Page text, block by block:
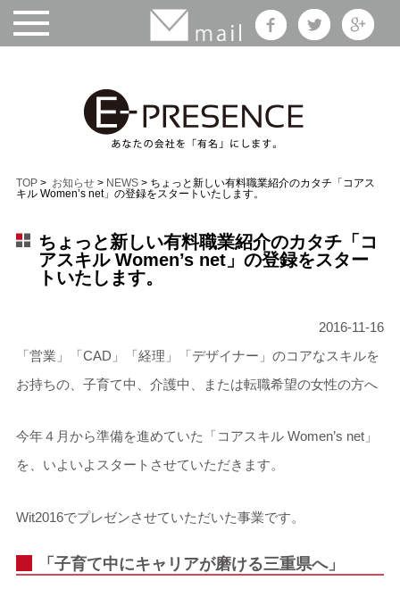
TOP> お知らせ> NEWS> ちょっと新しい有料職業紹介のカタチ「コアス
キル Women’s net」の登録をスタートいたします。
ちょっと新しい有料職業紹介のカタチ「コ
アスキル Women’s net」の登録をスター
トいたします。
2016-11-16
「営業」「CAD」「経理」「デザイナー」のコアなスキルを
お持ちの、子育て中、介護中、または転職希望の女性の方へ
今年４月から準備を進めていた「コアスキル Women’s net」
を、いよいよスタートさせていただきます。
Wit2016でプレゼンさせていただいた事業です。
「子育て中にキャリアが磨ける三重県へ」